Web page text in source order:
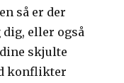
så er der
eller også
skjulte
konflikter